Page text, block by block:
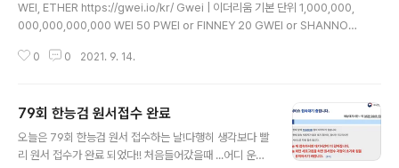
WEI, ETHER https://gwei.io/kr/ Gwei | 이더리움 기본 단위 1,000,000,
000,000,000,000 WEI 50 PWEI or FINNEY 20 GWEI or SHANNON
utils/src/main/java/org/web3j/utils/Convert.java https://github.co
va and Android library for ..
0 0 2021. 9. 14.
79회 한능검 원서접수 완료
오늘은 79회 한능검 원서 접수하는 날!다행히 생각보다 빨
리 원서 접수가 완료 되었다!! 처음들어갔을때 ...어디 운동